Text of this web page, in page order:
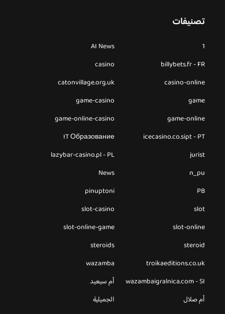
تصنيفات
1
AI News
billybets.fr - FR
casino
casino-online
catonvillage.org.uk
game
game-casino
game-online
game-online-casino
icecasino.co.sipt - PT
IT Образование
jurist
lazybar-casino.pl - PL
n_pu
News
PB
pinuptoni
slot
slot-casino
slot-online
slot-online-game
steroid
steroids
troikaeditions.co.uk
wazamba
wazambaigralnica.com - SI
أم سيعيد
أم صلال
الجميلية